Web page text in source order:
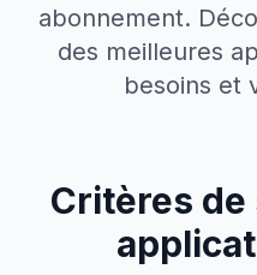
abonnement.
des meilleures
besoins et
Critères